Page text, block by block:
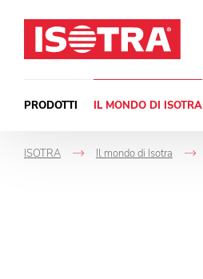
PRODOTTI IL MONDO DI ISOTRA
ISOTRA
->
Il mondo di Isotra